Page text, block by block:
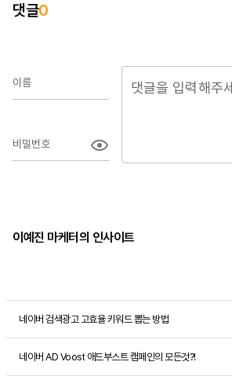
댓글0
이름
비밀번호
이예진 마케터의 인사이트
네이버 검색광고 고효율 키워드 뽑는 방법
네이버 AD Voost 애드부스트 캠페인의 모든것?!